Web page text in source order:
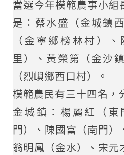
當選今年模範農事小組
是：蔡水盛（金城鎮
（金寧鄉榜林村）
里）、黃榮第（金沙
（烈嶼鄉西口村）。
模範農民有三十四名，
金城鎮：楊麗紅（東
門）、陳國富（南門）
翁明鳳（金水）、宋元